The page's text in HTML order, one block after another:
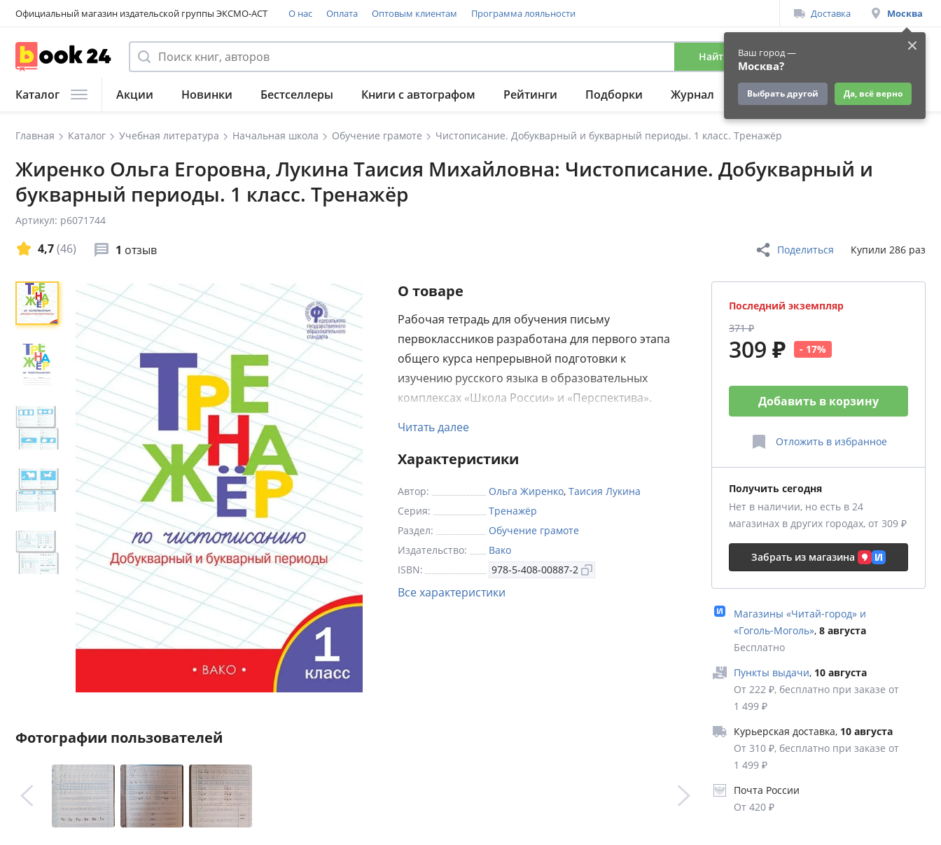
Официальный магазин издательской группы ЭКСМО-АСТ О нас Оплата Оптовым клиентам Программа лояльности Доставка Москва
Ваш город —
Москва?
Выбрать другой Да, всё верно
Найти Вход
Каталог Акции Новинки Бестселлеры Книги с автографом Рейтинги Подборки Журнал Подарки Ещё
Главная Каталог Учебная литература Начальная школа Обучение грамоте Чистописание. Добукварный и букварный периоды. 1 класс. Тренажёр
Жиренко Ольга Егоровна, Лукина Таисия Михайловна: Чистописание. Добукварный и
букварный периоды. 1 класс. Тренажёр
Артикул: p6071744
4,7(46) 1 отзыв Поделиться Купили 286 раз
О товаре
Рабочая тетрадь для обучения письму
первоклассников разработана для первого этапа
общего курса непрерывной подготовки к
изучению русского языка в образовательных
комплексах «Школа России» и «Перспектива».
сэкономить время подготовки к урокам письма, а
первоклассникам даст дополнительную
обеспечит развитие мелких мышц руки, поможет
личностному развитию и формированию
универсальных учебных действий, необходимых в
дальнейшем обучении грамоте в букварный и
послебукварный периоды. Приведены игровые
задания, которые заинтересуют младших
Читать далее
Характеристики
Автор: Ольга Жиренко, Таисия Лукина
Серия:
Тренажёр
Раздел:
Обучение грамоте
Издательство:
Вако
ISBN:
978-5-408-00887-2
Все характеристики
Фотографии пользователей
Последний экземпляр
371 ₽
309 ₽ - 17%
Добавить в корзину
Отложить в избранное
Получить сегодня
Нет в наличии, но есть в 24
магазинах в других городах, от 309 ₽
Забрать из магазина
Магазины «Читай‑город» и
«Гоголь‑Моголь», 8 августа
Бесплатно
Пункты выдачи, 10 августа
От 222 ₽, бесплатно при заказе от
1 499 ₽
Курьерская доставка, 10 августа
От 310 ₽, бесплатно при заказе от
1 499 ₽
Почта России
От 420 ₽